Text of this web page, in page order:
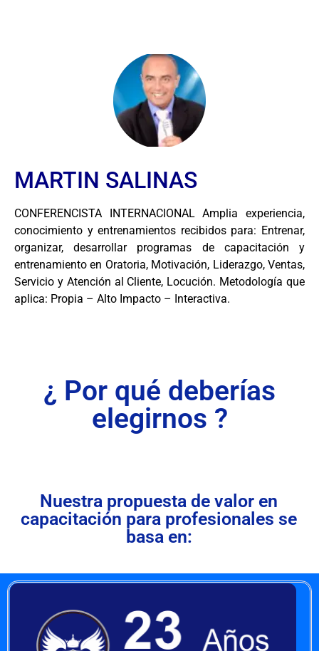
MARTIN SALINAS
CONFERENCISTA INTERNACIONAL Amplia experiencia,
conocimiento y entrenamientos recibidos para: Entrenar,
organizar, desarrollar programas de capacitación y
entrenamiento en Oratoria, Motivación, Liderazgo, Ventas,
Servicio y Atención al Cliente, Locución. Metodología que
aplica: Propia – Alto Impacto – Interactiva.
¿ Por qué deberías
elegirnos ?
Nuestra propuesta de valor en
capacitación para profesionales se
basa en: